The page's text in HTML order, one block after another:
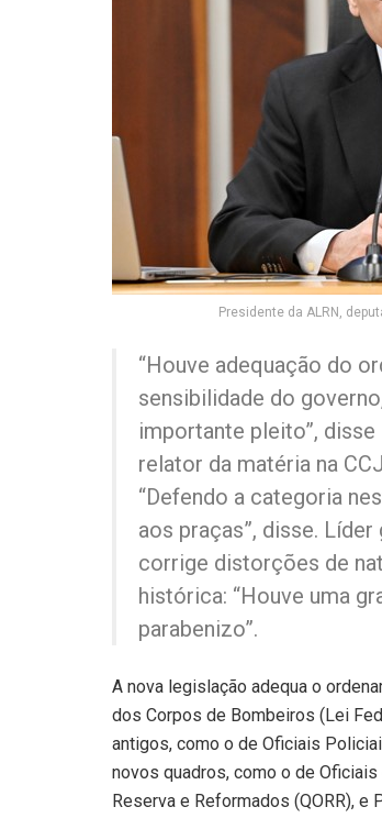
Presidente da ALRN,
“Houve adequação do
sensibilidade do
importante pleito”,
relator da matéria na
“Defendo a categoria
aos praças”, disse.
corrige distorções de
histórica: “Houve uma
parabenizo”.
A nova legislação adequa o
dos Corpos de Bombeiros (Lei
antigos, como o de Oficiais
novos quadros, como o de
Reserva e Reformados (QORR),